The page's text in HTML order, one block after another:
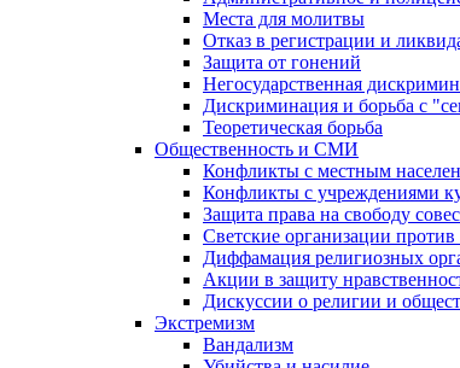
Места для молитвы
Отказ в регистрации и
Защита от гонений
Негосударственная
Дискриминация и борьба с
Теоретическая борьба
Общественность и СМИ
Конфликты с местным
Конфликты с учреждениями
Защита права на свободу
Светские организации против
Диффамация религиозных
Акции в защиту
Дискуссии о религии и
Экстремизм
Вандализм